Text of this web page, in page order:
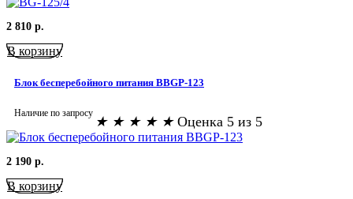
2 810 р.
В корзину
Блок бесперебойного питания BBGP-123
Наличие по запросу
★ ★ ★ ★ ★ Оценка 5 из 5
2 190 р.
В корзину